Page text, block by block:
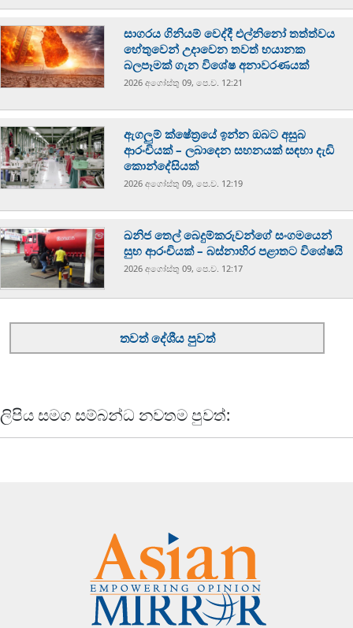
සාගරය ගිනියම් වෙද්දී එල්නිනෝ තත්ත්වය
හේතුවෙන් උදාවෙන තවත් භයානක
බලපෑමක් ගැන විශේෂ අනාවරණයක්
2026 අගෝස්‍තු 09, පෙ.ව. 12:21
ඇගලුම් ක්ෂේත්‍රයේ ඉන්න ඔබට අසුබ
ආරංචියක් – ලබාදෙන සහනයක් සඳහා දැඩි
කොන්දේසියක්
2026 අගෝස්‍තු 09, පෙ.ව. 12:19
ඛනිජ තෙල් බෙදුම්කරුවන්ගේ සංගමයෙන්
සුභ ආරංචියක් – බස්නාහිර පළාතට විශේෂයි
2026 අගෝස්‍තු 09, පෙ.ව. 12:17
තවත් දේශීය පුවත්
ලිපිය සමග සම්බන්ධ නවතම පුවත්: